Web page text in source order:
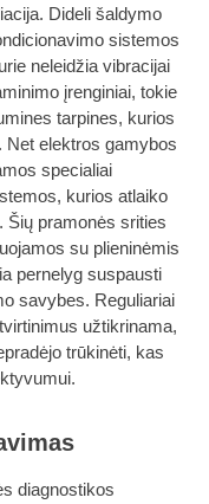
Dideli šaldymo
sistemos
neleidžia vibracijai
įrenginiai, tokie
tarpines, kurios
Net elektros gamybos
specialiai
kurios atlaiko
Šių pramonės srities
su plieninėmis
pernelyg suspausti
savybes. Reguliariai
užtikrinama,
trūkinėti, kas
diagnostikos